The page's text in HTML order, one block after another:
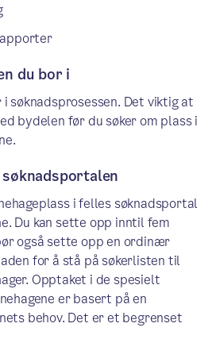
du bor i
søknadsprosessen. Det viktig at
bydelen før du søker om plass i
i felles søknadsportal
Du kan sette opp inntil fem
også sette opp en ordinær
for å stå på søkerlisten til
Opptaket i de spesielt
er basert på en
behov. Det er et begrenset